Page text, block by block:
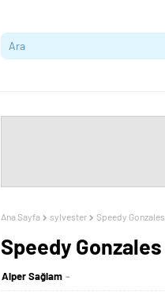
Ana Sayfa sylvester Speedy Gonzales
Speedy Gonzales
Alper Sağlam